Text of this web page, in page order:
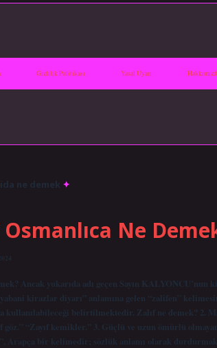
Gizlilik Politikası Yasal Uyarı
ne demek
Ne
Ancak yukarıda adı geçen Sayın KALYONCU’nun
kirazlar diyarı” anlamına gelen “zalifen”
kullanılabileceği belirtilmektedir. Zalıf ne demek? 2.
göz.” “Zayıf kemikler.” 3. Güçlü ve uzun ömürlü
Arapça bir kelimedir; sözlük anlamı olarak